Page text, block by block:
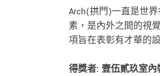
Arch(拱門)一直是世
素，是內外之間的視
項旨在表彰有才華的
得獎者: 壹伍貳玖室